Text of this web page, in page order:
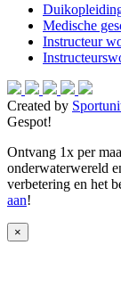
Medische
Instructeur
Created by
Gespot!
Ontvang 1x per
onderwaterwereld
verbetering en het
aan!
×